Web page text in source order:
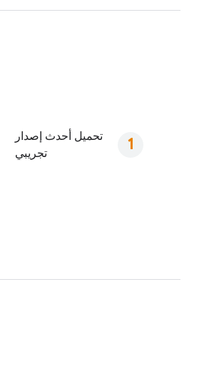
تحميل أحدث إصدار
تجريبي